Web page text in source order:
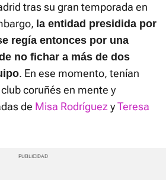
tras su gran temporada en
la entidad presidida por
regía entonces por una
no fichar a más de dos
. En ese momento, tenían
coruñés en mente y
de Misa Rodríguez yTeresa